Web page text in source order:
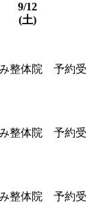
9/12
(土)